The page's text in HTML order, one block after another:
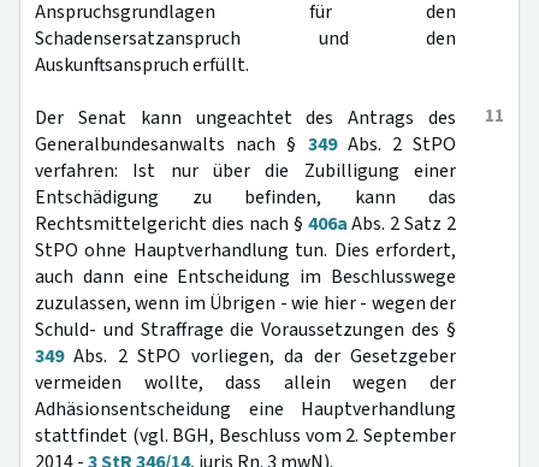
Anspruchsgrundlagen für den
Schadensersatzanspruch und den
Auskunftsanspruch erfüllt.
11
Der Senat kann ungeachtet des Antrags des
Generalbundesanwalts nach § 349Abs. 2 StPO
verfahren: Ist nur über die Zubilligung einer
Entschädigung zu befinden, kann das
Rechtsmittelgericht dies nach § 406aAbs. 2 Satz 2
StPO ohne Hauptverhandlung tun. Dies erfordert,
auch dann eine Entscheidung im Beschlusswege
zuzulassen, wenn im Übrigen - wie hier - wegen der
Schuld- und Straffrage die Voraussetzungen des §
349Abs. 2 StPO vorliegen, da der Gesetzgeber
vermeiden wollte, dass allein wegen der
Adhäsionsentscheidung eine Hauptverhandlung
stattfindet (vgl. BGH, Beschluss vom 2. September